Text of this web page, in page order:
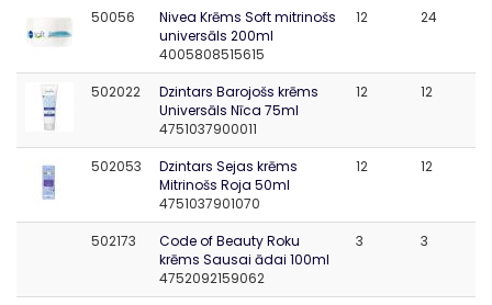
50056
Nivea Krēms Soft mitrinošs
universāls 200ml
4005808515615
12 24
502022
Dzintars Barojošs krēms
Universāls Nīca 75ml
4751037900011
12 12
502053
Dzintars Sejas krēms
Mitrinošs Roja 50ml
4751037901070
12 12
502173
Code of Beauty Roku
krēms Sausai ādai 100ml
4752092159062
3 3